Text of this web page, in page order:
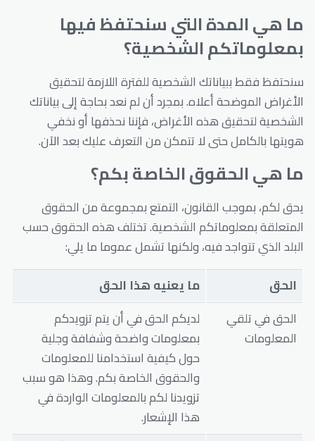
ما هي المدة التي سنحتفظ فيها
بمعلوماتكم الشخصية؟
سنحتفظ فقط ببياناتك الشخصية للفترة اللازمة لتحقيق
الأغراض الموضحة أعلاه. بمجرد أن لم نعد بحاجة إلى بياناتك
الشخصية لتحقيق هذه الأغراض، فإننا نحذفها أو نخفي
هويتها بالكامل حتى لا تتمكن من التعرف عليك بعد الآن.
ما هي الحقوق الخاصة بكم؟
يحق لكم، بموجب القانون، التمتع بمجموعة من الحقوق
المتعلقة بمعلوماتكم الشخصية. تختلف هذه الحقوق حسب
البلد الذي تتواجد فيه، ولكنها تشمل عموما ما يلي:
الحق
ما يعنيه هذا الحق
الحق في تلقي
المعلومات
لديكم الحق في أن يتم تزويدكم
بمعلومات واضحة وشفافة وجلية
حول كيفية استخدامنا للمعلومات
والحقوق الخاصة بكم. وهذا هو سبب
تزويدنا لكم بالمعلومات الواردة في
هذا الإشعار.